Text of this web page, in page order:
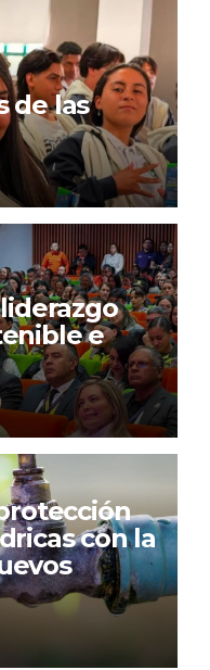
de las
e
con la